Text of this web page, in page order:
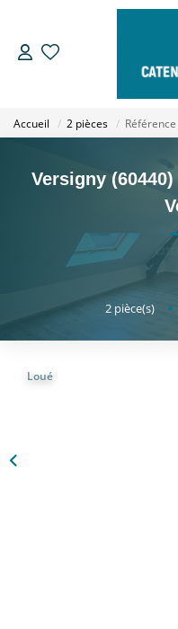
Accueil 2 pièces
Versigny
2pièce(s) •
Loué